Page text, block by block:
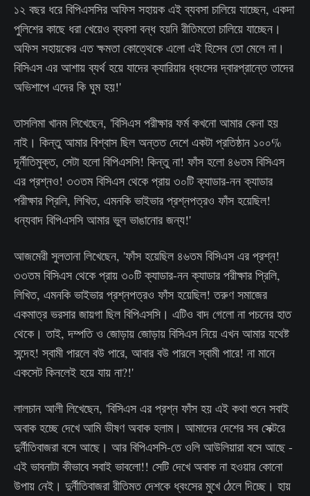
১২ বছর ধরে বিপিএসসির অফিস সহায়ক এই ব্যবসা চালিয়ে যাচ্ছেন, একদা
পুলিশের কাছে ধরা খেয়েও ব্যবসা বন্ধ হয়নি রীতিমতো চালিয়ে যাচ্ছেন।
অফিস সহায়কের এত ক্ষমতা কোত্থেকে এলো এই হিসেব তো মেলে না।
বিসিএস এর আশায় ব্যর্থ হয়ে যাদের ক্যারিয়ার ধ্বংসের দ্বারপ্রান্তে তাদের
অভিশাপে এদের কি ঘুম হয়!'
তাসলিমা খানম লিখেছেন, 'বিসিএস পরীক্ষার ফর্ম কখনো আমার কেনা হয়
নাই। কিন্তু আমার বিশ্বাস ছিল অন্তত দেশে একটা প্রতিষ্ঠান ১০০%
দূর্নীতিমুক্ত, সেটা হলো বিপিএসসি! কিন্তু না! ফাঁস হলো ৪৬তম বিসিএস
এর প্রশ্নও! ৩৩তম বিসিএস থেকে প্রায় ৩০টি ক্যাডার-নন ক্যাডার
পরীক্ষার প্রিলি, লিখিত, এমনকি ভাইভার প্রশ্নপত্রও ফাঁস হয়েছিল!
ধন্যবাদ বিপিএসসি আমার ভুল ভাঙানোর জন্য!'
আজমেরী সুলতানা লিখেছেন, 'ফাঁস হয়েছিল ৪৬তম বিসিএস এর প্রশ্ন!
৩৩তম বিসিএস থেকে প্রায় ৩০টি ক্যাডার-নন ক্যাডার পরীক্ষার প্রিলি,
লিখিত, এমনকি ভাইভার প্রশ্নপত্রও ফাঁস হয়েছিল! তরুণ সমাজের
একমাত্র ভরসার জায়গা ছিল বিপিএসসি। এটিও বাদ গেলো না পচনের হাত
থেকে। তাই, দম্পতি ও জোড়ায় জোড়ায় বিসিএস নিয়ে এখন আমার যথেষ্ট
সন্দেহ! স্বামী পারলে বউ পারে, আবার বউ পারলে স্বামী পারে! না মানে
একসেট কিনলেই হয়ে যায় না?!'
লালচান আলী লিখেছেন, 'বিসিএস এর প্রশ্ন ফাঁস হয় এই কথা শুনে সবাই
অবাক হচ্ছে দেখে আমি ভীষণ অবাক হলাম। আমাদের দেশের সব সেক্টরে
দুর্নীতিবাজরা বসে আছে। আর বিপিএসসি-তে ওলি আউলিয়ারা বসে আছে -
এই ভাবনাটা কীভাবে সবাই ভাবলো!! সেটি দেখে অবাক না হওয়ার কোনো
উপায় নেই। দুর্নীতিবাজরা রীতিমত দেশকে ধ্বংসের মুখে ঠেলে দিচ্ছে। হায়